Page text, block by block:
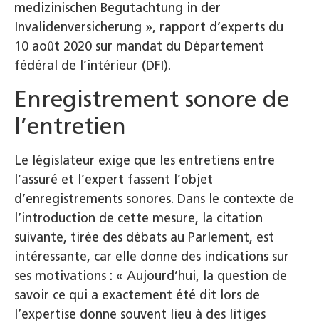
medizinischen Begutachtung in der
Invalidenversicherung », rapport d’experts du
10 août 2020 sur mandat du Département
fédéral de l’intérieur (DFI).
Enregistrement sonore de
l’entretien
Le législateur exige que les entretiens entre
l’assuré et l’expert fassent l’objet
d’enregistrements sonores. Dans le contexte de
l’introduction de cette mesure, la citation
suivante, tirée des débats au Parlement, est
intéressante, car elle donne des indications sur
ses motivations : « Aujourd’hui, la question de
savoir ce qui a exactement été dit lors de
l’expertise donne souvent lieu à des litiges